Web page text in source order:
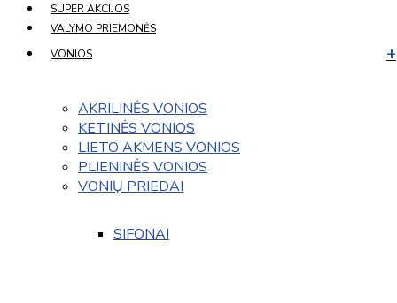
SUPER AKCIJOS
VALYMO PRIEMONĖS
VONIOS
AKRILINĖS VONIOS
KETINĖS VONIOS
LIETO AKMENS VONIOS
PLIENINĖS VONIOS
VONIŲ PRIEDAI
SIFONAI